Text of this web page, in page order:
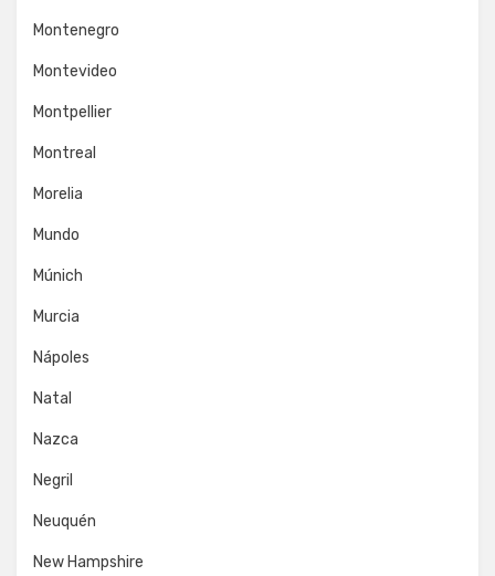
Montenegro
Montevideo
Montpellier
Montreal
Morelia
Mundo
Múnich
Murcia
Nápoles
Natal
Nazca
Negril
Neuquén
New Hampshire